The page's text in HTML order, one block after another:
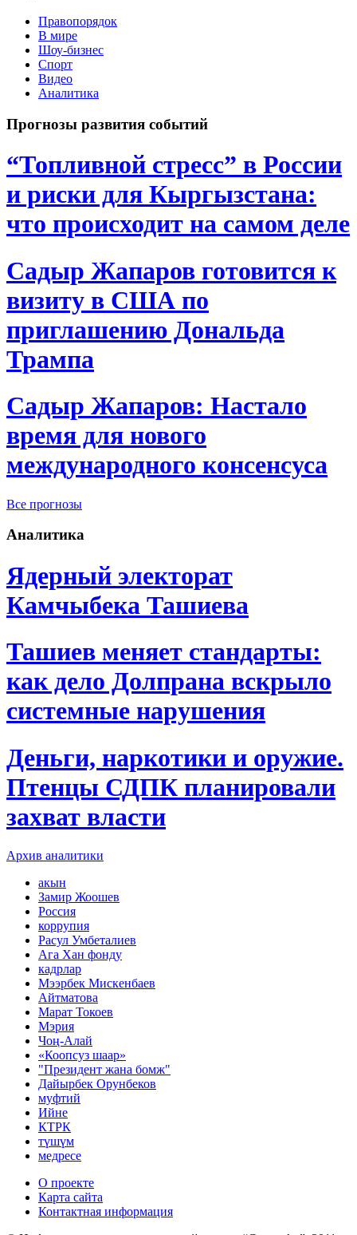
Правопорядок
В мире
Шоу-бизнес
Спорт
Видео
Аналитика
Прогнозы развития событий
“Топливной стресс” в России
и риски для Кыргызстана:
что происходит на самом деле
Садыр Жапаров готовится к
визиту в США по
приглашению Дональда
Трампа
Садыр Жапаров: Настало
время для нового
международного консенсуса
Все прогнозы
Аналитика
Ядерный электорат
Камчыбека Ташиева
Ташиев меняет стандарты:
как дело Долпрана вскрыло
системные нарушения
Деньги, наркотики и оружие.
Птенцы СДПК планировали
захват власти
Архив аналитики
акын
Замир Жоошев
Россия
коррупия
Расул Умбеталиев
Ага Хан фонду
кадрлар
Мээрбек Мискенбаев
Айтматова
Марат Токоев
Мэрия
Чоң-Алай
«Коопсуз шаар»
"Президент жана бомж"
Дайырбек Орунбеков
муфтий
Ийне
КТРК
түшүм
медресе
О проекте
Карта сайта
Контактная информация